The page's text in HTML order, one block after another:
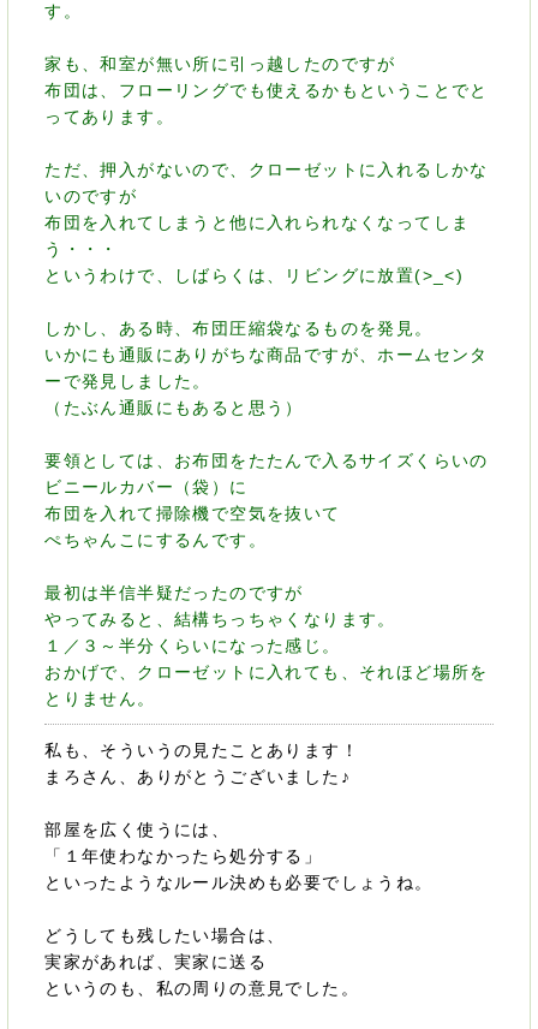
す。
家も、和室が無い所に引っ越したのですが
布団は、フローリングでも使えるかもということでと
ってあります。
ただ、押入がないので、クローゼットに入れるしかな
いのですが
布団を入れてしまうと他に入れられなくなってしま
う・・・
というわけで、しばらくは、リビングに放置(>_<)
しかし、ある時、布団圧縮袋なるものを発見。
いかにも通販にありがちな商品ですが、ホームセンタ
ーで発見しました。
（たぶん通販にもあると思う）
要領としては、お布団をたたんで入るサイズくらいの
ビニールカバー（袋）に
布団を入れて掃除機で空気を抜いて
ぺちゃんこにするんです。
最初は半信半疑だったのですが
やってみると、結構ちっちゃくなります。
１／３～半分くらいになった感じ。
おかげで、クローゼットに入れても、それほど場所を
とりません。
私も、そういうの見たことあります！
まろさん、ありがとうございました♪
部屋を広く使うには、
「１年使わなかったら処分する」
といったようなルール決めも必要でしょうね。
どうしても残したい場合は、
実家があれば、実家に送る
というのも、私の周りの意見でした。